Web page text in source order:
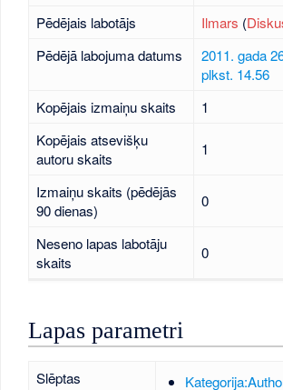
Pēdējais labotājs
Ilmars (
Pēdējā labojuma datums
2011. gada
plkst. 14.56
Kopējais izmaiņu skaits
1
Kopējais atsevišķu
autoru skaits
1
Izmaiņu skaits (pēdējās
90 dienas)
0
Neseno lapas labotāju
skaits
0
Lapas parametri
Slēptas